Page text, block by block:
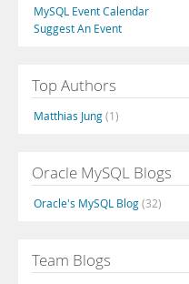
MySQL Event Calendar
Suggest An Event
Top Authors
Matthias Jung(1)
Oracle MySQL Blogs
Oracle's MySQL Blog(32)
Team Blogs